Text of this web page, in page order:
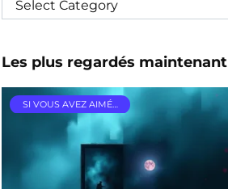
Les plus regardés maintenant
SI VOUS AVEZ AIMÉ…